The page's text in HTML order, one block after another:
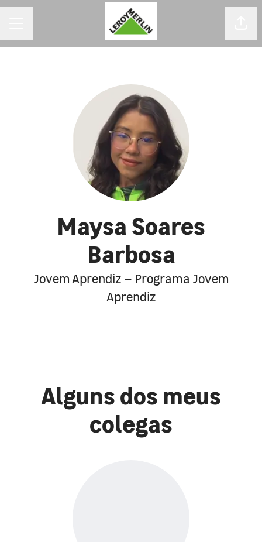
Maysa Soares
Barbosa
Jovem Aprendiz – Programa Jovem
Aprendiz
Alguns dos meus
colegas